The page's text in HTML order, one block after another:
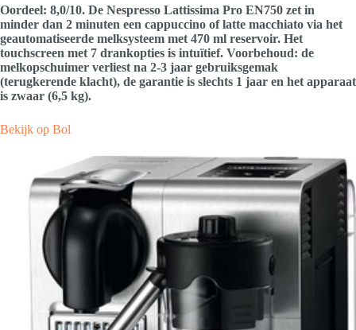
Oordeel: 8,0/10. De Nespresso Lattissima Pro EN750 zet in
minder dan 2 minuten een cappuccino of latte macchiato via het
geautomatiseerde melksysteem met 470 ml reservoir. Het
touchscreen met 7 drankopties is intuïtief. Voorbehoud: de
melkopschuimer verliest na 2-3 jaar gebruiksgemak
(terugkerende klacht), de garantie is slechts 1 jaar en het apparaat
is zwaar (6,5 kg).
Bekijk op Bol